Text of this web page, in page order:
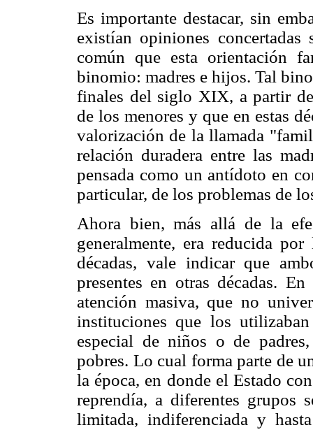
Es importante destacar, sin
existían opiniones
común que esta orientación
binomio: madres e hijos. Tal
finales del siglo XIX, a partir
de los menores y que en estas
valorización de la llamada
relación duradera entre las
pensada como un antídoto en
particular, de los problemas de
Ahora bien, más allá de la
generalmente, era reducida
décadas, vale indicar que
presentes en otras décadas.
atención masiva, que no
instituciones que los
especial de niños o de
pobres. Lo cual forma parte de
la época, en donde el Estado
reprendía, a diferentes grupos
limitada, indiferenciada y